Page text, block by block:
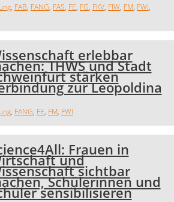
, FAB, FANG, FAS, FE, FG, FKV, FIW, FM, FWI,
erlebbar
THWS und Stadt
stärken
zur Leopoldina
, FANG, FE, FM, FWI
Frauen in
und
sichtbar
Schülerinnen und
sensibilisieren